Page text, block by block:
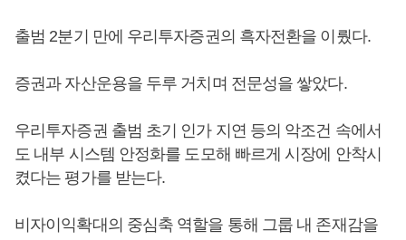
출범 2분기 만에 우리투자증권의 흑자전환을 이뤘다.
증권과 자산운용을 두루 거치며 전문성을 쌓았다.
우리투자증권 출범 초기 인가 지연 등의 악조건 속에서
도 내부 시스템 안정화를 도모해 빠르게 시장에 안착시
켰다는 평가를 받는다.
비자이익확대의 중심축 역할을 통해 그룹 내 존재감을